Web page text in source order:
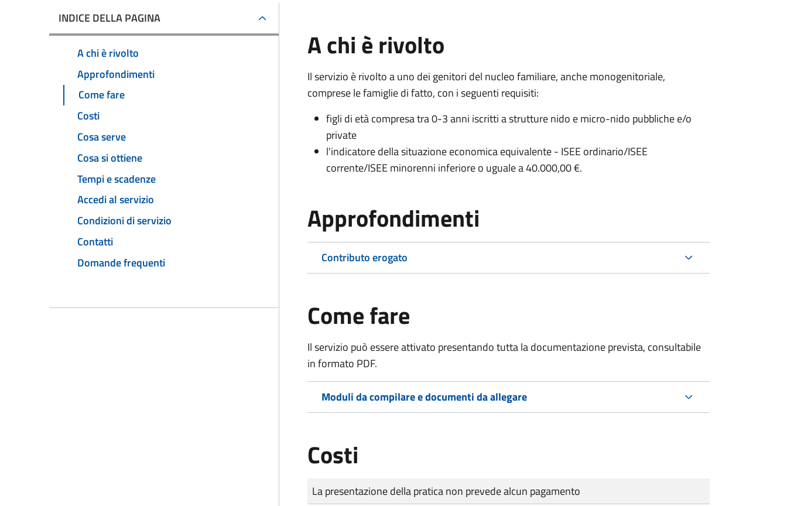
INDICE DELLA PAGINA
A chi è rivolto
Approfondimenti
Come fare
Costi
Cosa serve
Cosa si ottiene
Tempi e scadenze
Accedi al servizio
Condizioni di servizio
Contatti
Domande frequenti
A chi è rivolto
Il servizio è rivolto a uno dei genitori del nucleo familiare, anche monogenitoriale,
comprese le famiglie di fatto, con i seguenti requisiti:
figli di età compresa tra 0-3 anni iscritti a strutture nido e micro-nido pubbliche e/o
private
l'indicatore della situazione economica equivalente - ISEE ordinario/ISEE
corrente/ISEE minorenni inferiore o uguale a 40.000,00 €.
Approfondimenti
Contributo erogato
Come fare
Il servizio può essere attivato presentando tutta la documentazione prevista, consultabile
in formato PDF.
Moduli da compilare e documenti da allegare
Costi
Tipo di pagamento
Importo
La presentazione della pratica non prevede alcun pagamento